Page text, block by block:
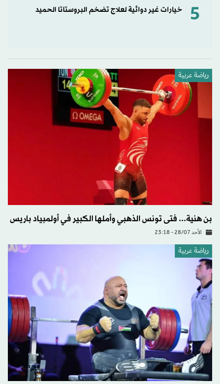
5 خيارات غير دوائية لعلاج تضخم البروستاتا الحميد
رياضة عربية
بن هنية... فتى تونس الذهبي وأملها الكبير في أولمبياد باريس
الأحد 28/07 - 23:18
رياضة عربية